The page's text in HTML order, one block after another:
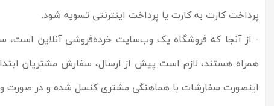
پرداخت کارت به کارت یا پرداخت اینترنتی تسویه شود.
- از آنجا که فروشگاه یک وب‌سایت خرده‌فروشی آنلاین است،
همراه هستند، لازم است پیش از ارسال، سفارش مشتریان
اینصورت سفارشات با هماهنگی مشتری کنسل شده و در صورت واریز وجه، مبلغ پرداخت شده طی 24